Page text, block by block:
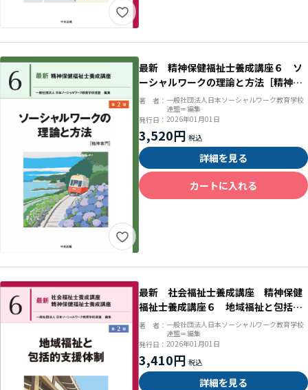
最新 精神保健福祉士養成講座６ ソ
ーシャルワークの理論と方法［精神専
門］ 第２版
著 者： 一般社団法人日本ソーシャルワーク教育学校
連盟＝編集
発行日： 2026年01月01日
3,520円
詳細を見る
カートに入れる
最新 社会福祉士養成講座 精神保健
福祉士養成講座６ 地域福祉と包括的
支援体制 第２版
著 者： 一般社団法人日本ソーシャルワーク教育学校
連盟＝編集
発行日： 2026年01月01日
3,410円
詳細を見る